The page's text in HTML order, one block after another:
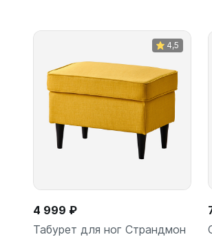
4,5
4 999 ₽
Табурет для ног Страндмон